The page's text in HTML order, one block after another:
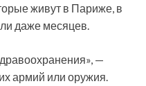
живут в Париже, в
даже месяцев.
—
армий или оружия.